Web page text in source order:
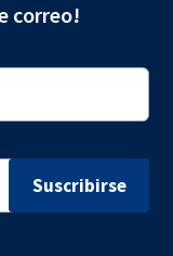
correo!